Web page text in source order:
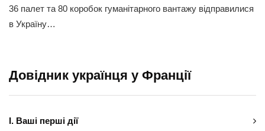
36 палет та 80 коробок гуманітарного вантажу відправилися
в Україну…
Довідник українця у Франції
І. Ваші перші дії